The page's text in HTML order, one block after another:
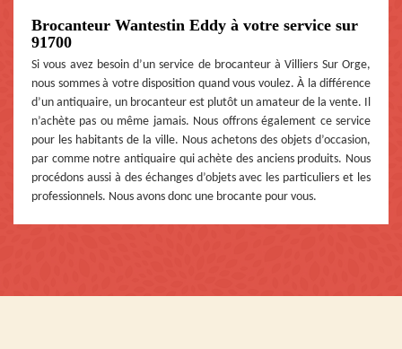
Brocanteur Wantestin Eddy à votre service sur
91700
Si vous avez besoin d’un service de brocanteur à Villiers Sur Orge,
nous sommes à votre disposition quand vous voulez. À la différence
d’un antiquaire, un brocanteur est plutôt un amateur de la vente. Il
n’achète pas ou même jamais. Nous offrons également ce service
pour les habitants de la ville. Nous achetons des objets d’occasion,
par comme notre antiquaire qui achète des anciens produits. Nous
procédons aussi à des échanges d’objets avec les particuliers et les
professionnels. Nous avons donc une brocante pour vous.